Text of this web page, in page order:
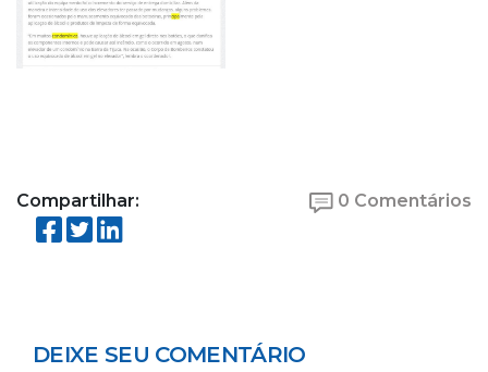
Compartilhar: 0 Comentários
DEIXE SEU COMENTÁRIO